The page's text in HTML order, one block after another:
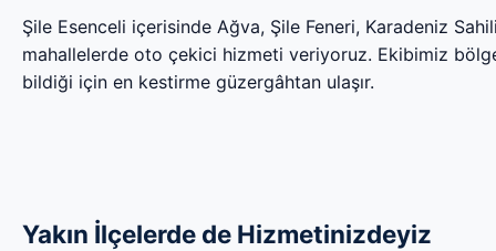
Şile Esenceli içerisinde Ağva, Şile Feneri, Karadeniz
mahallelerde oto çekici hizmeti veriyoruz. Ekibimiz
bildiği için en kestirme güzergâhtan ulaşır.
Yakın İlçelerde de Hizmetinizdeyiz